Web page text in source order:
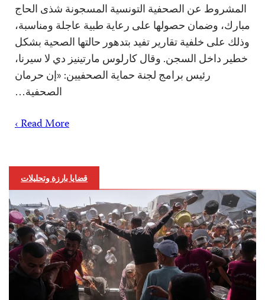
المشروط عن الصحفية التونسية المسجونة شذى الحاج
مبارك، وضمان حصولها على رعاية طبية عاجلة ومناسبة،
وذلك على خلفية تقارير تفيد بتدهور حالتها الصحية بشكل
خطير داخل السجن. وقال كارلوس مارتينيز دي لا سيرنا،
رئيس برامج لجنة حماية الصحفيين: «إن حرمان
الصحفية…
Read More ›
قضايا بارزة وتحليلات